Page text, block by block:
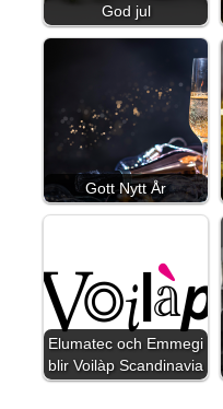
God jul
Gott Nytt År
Elumatec och Emmegi
blir Voilàp Scandinavia